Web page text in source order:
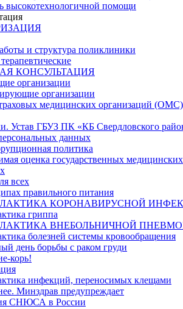
высокотехнологичной помощи
и структура поликлиники
КОНСУЛЬТАЦИЯ
организации
организации
медицинских организаций
Устав ГБУЗ ПК «КБ Свердловского
данных
политика
оценка государственных
всех
правильного питания
КОРОНАВИРУСНОЙ
гриппа
ВНЕБОЛЬНИЧНОЙ
болезней системы кровообращения
день борьбы с раком груди
корь!
инфекций, переносимых клещами
Минздрав предупреждает
СНЮСА в России